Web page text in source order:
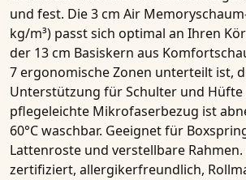
und fest. Die 3 cm Air
kg/m³) passt sich optimal an Ihren
der 13 cm Basiskern aus
7 ergonomische Zonen unterteilt ist,
Unterstützung für Schulter und Hüfte
pflegeleichte Mikrofaserbezug ist
60°C waschbar. Geeignet für
Lattenroste und verstellbare Rahmen.
zertifiziert, allergikerfreundlich,